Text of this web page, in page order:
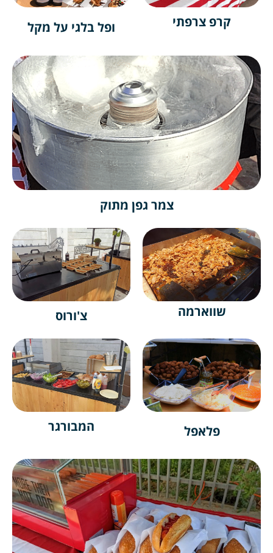
קרפ צרפתי ופל בלגי על מקל
צמר גפן מתוק
שווארמה צ'ורוס
פלאפל המבורגר